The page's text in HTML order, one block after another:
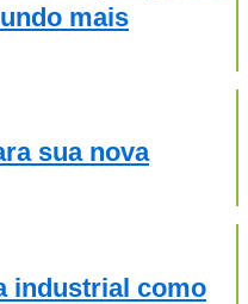
mais
sua nova
industrial como